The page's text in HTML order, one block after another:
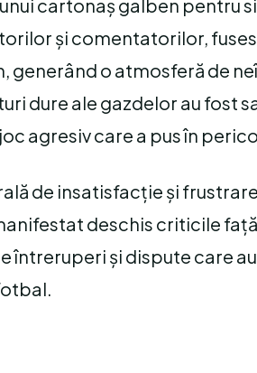
cartonaș galben pentru
și comentatorilor,
generând o atmosferă de
dure ale gazdelor au fost
agresiv care a pus în
de insatisfacție și
deschis criticile
întreruperi și dispute care